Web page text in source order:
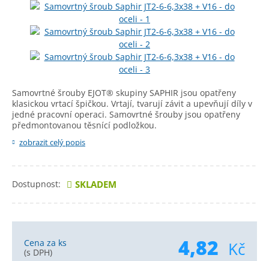
Samovrtné šrouby EJOT® skupiny SAPHIR jsou opatřeny
klasickou vrtací špičkou. Vrtají, tvarují závit a upevňují díly v
jedné pracovní operaci. Samovrtné šrouby jsou opatřeny
předmontovanou těsnící podložkou.
zobrazit celý popis
Dostupnost: SKLADEM
Cena za ks
(s DPH)
4,82 Kč